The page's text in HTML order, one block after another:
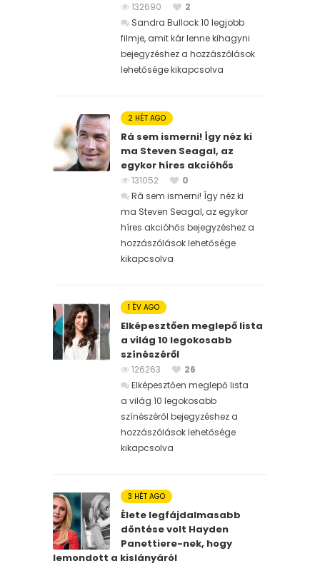
132690
2
Sandra Bullock 10 legjobb
filmje, amit kár lenne kihagyni
bejegyzéshez a hozzászólások
lehetősége kikapcsolva
2 HÉT AGO
Rá sem ismerni! Így néz ki
ma Steven Seagal, az
egykor híres akcióhős
131052
0
Rá sem ismerni! Így néz ki
ma Steven Seagal, az egykor
híres akcióhős bejegyzéshez a
hozzászólások lehetősége
kikapcsolva
1 ÉV AGO
Elképesztően meglepő lista
a világ 10 legokosabb
színészéről
126263
26
Elképesztően meglepő lista
a világ 10 legokosabb
színészéről bejegyzéshez a
hozzászólások lehetősége
kikapcsolva
3 HÉT AGO
Élete legfájdalmasabb
döntése volt Hayden
Panettiere-nek, hogy
lemondott a kislányáról